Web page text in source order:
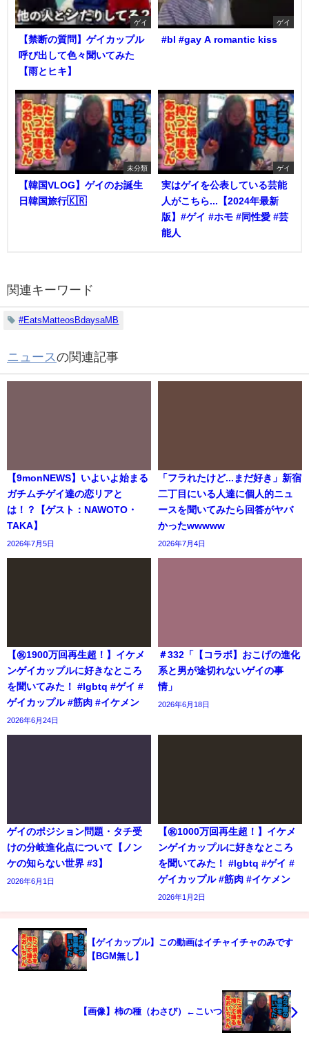
ゲイ
【禁断の質問】ゲイカップル
呼び出して色々聞いてみた
【雨とヒキ】
ゲイ
#bl #gay A romantic kiss
未分類
【韓国VLOG】ゲイのお誕生
日韓国旅行🇰🇷
ゲイ
実はゲイを公表している芸能
人がこちら...【2024年最新
版】#ゲイ #ホモ #同性愛 #芸
能人
関連キーワード
#EatsMatteosBdaysaMB
ニュースの関連記事
【9monNEWS】いよいよ始まる
ガチムチゲイ達の恋リアと
は！？【ゲスト：NAWOTO・
TAKA】
2026年7月5日
「フラれたけど...まだ好き」新宿
二丁目にいる人達に個人的ニュ
ースを聞いてみたら回答がヤバ
かったwwwww
2026年7月4日
【㊗️1900万回再生超！】イケメ
ンゲイカップルに好きなところ
を聞いてみた！ #lgbtq #ゲイ #
ゲイカップル #筋肉 #イケメン
2026年6月24日
＃332「【コラボ】おこげの進化
系と男が途切れないゲイの事
情」
2026年6月18日
ゲイのポジション問題・タチ受
けの分岐進化点について【ノン
ケの知らない世界 #3】
2026年6月1日
【㊗️1000万回再生超！】イケメ
ンゲイカップルに好きなところ
を聞いてみた！ #lgbtq #ゲイ #
ゲイカップル #筋肉 #イケメン
2026年1月2日
【ゲイカップル】この動画はイチャイチャのみです
【BGM無し】
【画像】柿の種（わさび）←こいつ